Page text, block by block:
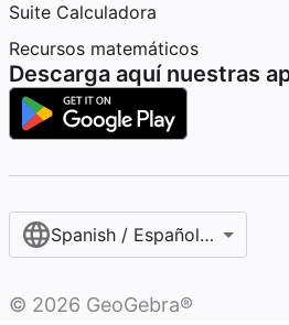
Suite Calculadora
Recursos matemáticos
Descarga aquí nuestras
Spanish / Español
© 2026 GeoGebra®